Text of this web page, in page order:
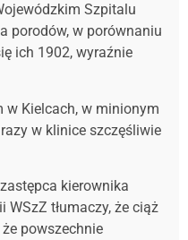
Szpitalu
porodów, w porównaniu
ich 1902, wyraźnie
w Kielcach, w minionym
w klinice szczęśliwie
kierownika
WSzZ tłumaczy, że ciąż
powszechnie